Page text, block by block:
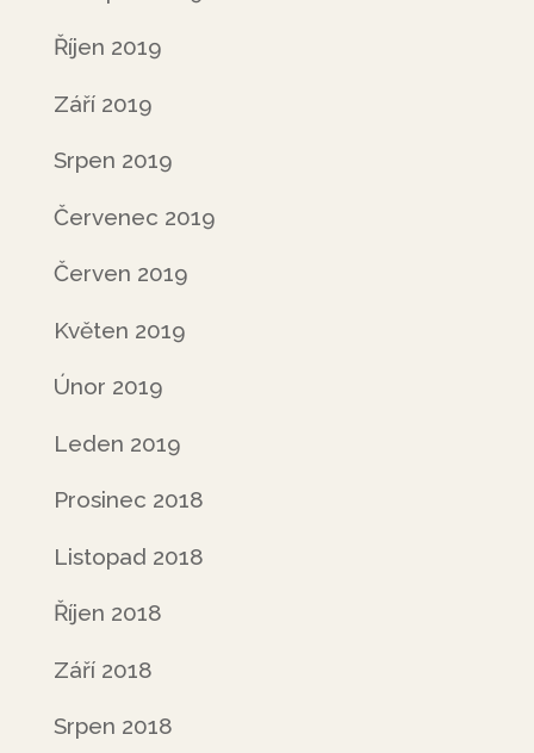
Říjen 2019
Září 2019
Srpen 2019
Červenec 2019
Červen 2019
Květen 2019
Únor 2019
Leden 2019
Prosinec 2018
Listopad 2018
Říjen 2018
Září 2018
Srpen 2018